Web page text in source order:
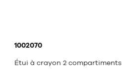
1002070
Étui à crayon 2 compartiments